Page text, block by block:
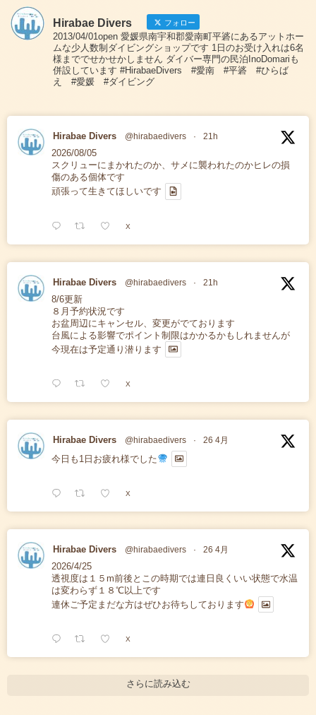
Hirabae Divers フォロー
2013/04/01open 愛媛県南宇和郡愛南町平碆にあるアットホー
ムな少人数制ダイビングショップです 1日のお受け入れは6名
様まででせかせかしません ダイバー専門の民泊InoDomariも
併設しています #HirabaeDivers #愛南 #平碆 #ひらば
え #愛媛 #ダイビング
Hirabae Divers @hirabaedivers · 21h
2026/08/05
スクリューにまかれたのか、サメに襲われたのかヒレの損
傷のある個体です
頑張って生きてほしいです
X
Hirabae Divers @hirabaedivers · 21h
8/6更新
８月予約状況です
お盆周辺にキャンセル、変更がでております
台風による影響でポイント制限はかかるかもしれませんが
今現在は予定通り潜ります
X
Hirabae Divers @hirabaedivers · 26 4月
今日も1日お疲れ様でした
X
Hirabae Divers @hirabaedivers · 26 4月
2026/4/25
透視度は１５m前後とこの時期では連日良くいい状態で水温
は変わらず１８℃以上です
連休ご予定まだな方はぜひお待ちしております
X
さらに読み込む